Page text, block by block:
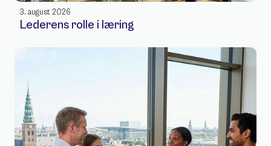
3. august 2026
Lederens rolle i læring